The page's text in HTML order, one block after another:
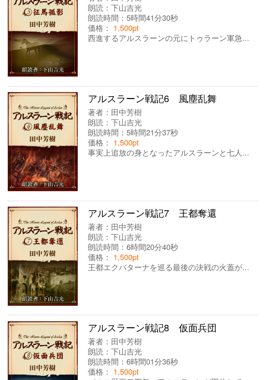
朗読：下山吉光
朗読時間：5時間41分30秒
価格： 1,500pt
西進するアルスラーンの元にトゥラーン軍急...
アルスラーン戦記6 風塵乱舞
著者： 田中芳樹
朗読：下山吉光
朗読時間：5時間21分37秒
価格： 1,500pt
事実上追放の身となったアルスラーンと七人...
アルスラーン戦記7 王都奪還
著者： 田中芳樹
朗読：下山吉光
朗読時間：6時間20分40秒
価格： 1,500pt
王都エクバターナを巡る最後の決戦の火蓋が...
アルスラーン戦記8 仮面兵団
著者： 田中芳樹
朗読：下山吉光
朗読時間：6時間01分36秒
価格： 1,500pt